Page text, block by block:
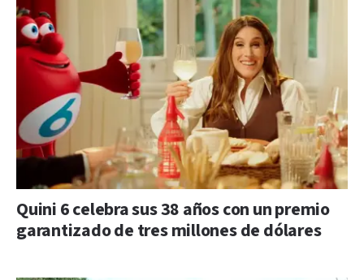
Quini 6 celebra sus 38 años con un premio
garantizado de tres millones de dólares